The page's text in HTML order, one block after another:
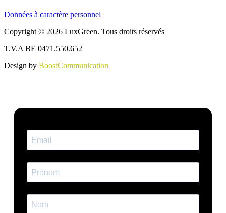
Données à caractère personnel
Copyright © 2026 LuxGreen. Tous droits réservés
T.V.A BE 0471.550.652
Design by BoostCommunication